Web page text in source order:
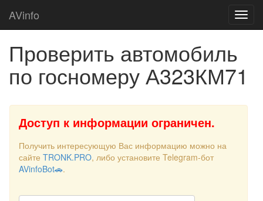
AVinfo
Проверить автомобиль
по госномеру А323КМ71
Доступ к информации ограничен.
Получить интересующую Вас информацию можно на
сайте TRONK.PRO, либо установите Telegram-бот
AVinfoBot🚗.